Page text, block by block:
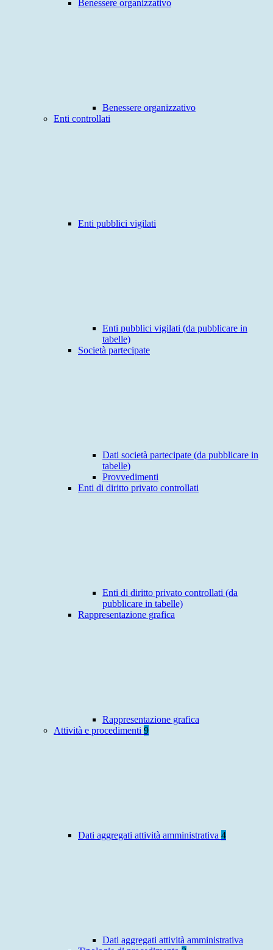
Benessere organizzativo
Benessere organizzativo
Enti controllati
Enti pubblici vigilati
Enti pubblici vigilati (da pubblicare in
tabelle)
Società partecipate
Dati società partecipate (da pubblicare in
tabelle)
Provvedimenti
Enti di diritto privato controllati
Enti di diritto privato controllati (da
pubblicare in tabelle)
Rappresentazione grafica
Rappresentazione grafica
Attività e procedimenti 9
Dati aggregati attività amministrativa 4
Dati aggregati attività amministrativa